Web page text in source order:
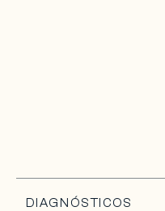
DIAGNÓSTICOS